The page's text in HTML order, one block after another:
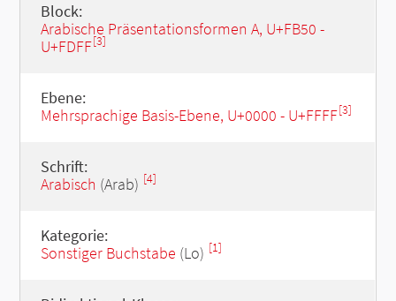
Block:
Arabische Präsentationsformen A, U+FB50 -
U+FDFF[3]
Ebene:
Mehrsprachige Basis-Ebene, U+0000 - U+FFFF[3]
Schrift:
Arabisch (Arab) [4]
Kategorie:
Sonstiger Buchstabe (Lo) [1]